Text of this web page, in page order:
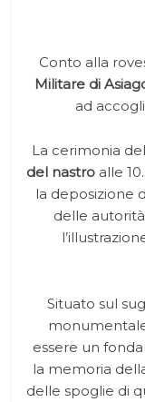
Conto alla
Militare di
ad
La cerimonia
del nastro alle
la deposizione
delle
Situato sul
essere un
la memoria
delle spoglie di